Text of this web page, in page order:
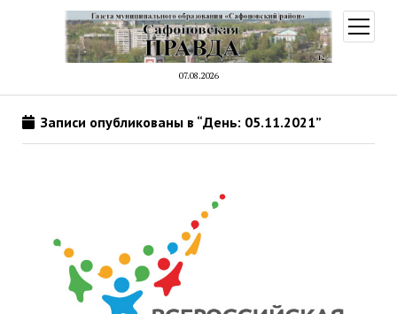
07.08.2026
меню
Записи опубликованы в “День: 05.11.2021”